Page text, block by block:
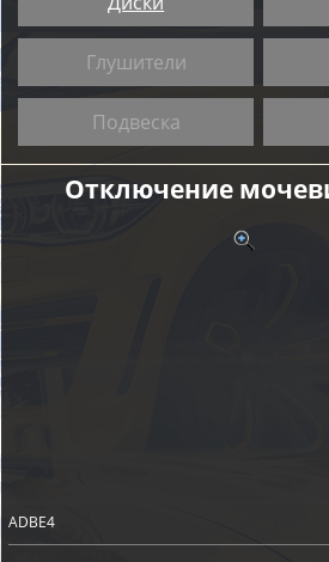
Глушители
Подвеска
Отключение
ADBE4